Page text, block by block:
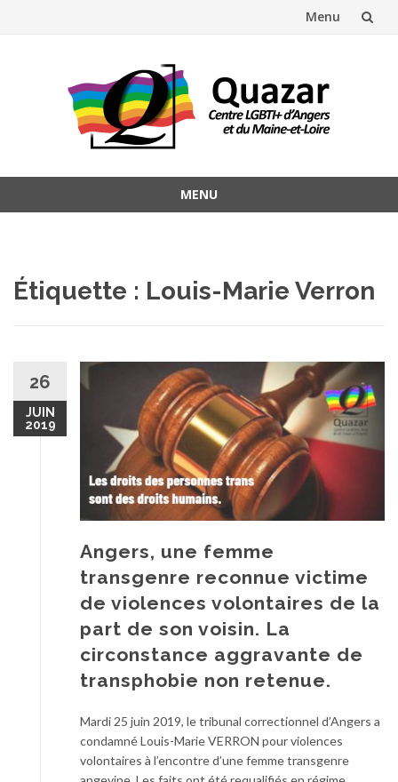
Menu
MENU
Étiquette : Louis-Marie Verron
26
JUIN
2019
Angers, une femme
transgenre reconnue victime
de violences volontaires de la
part de son voisin. La
circonstance aggravante de
transphobie non retenue.
Mardi 25 juin 2019, le tribunal correctionnel d’Angers a
condamné Louis-Marie VERRON pour violences
volontaires à l’encontre d’une femme transgenre